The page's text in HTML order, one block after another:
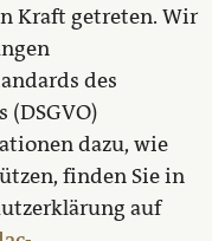
Kraft getreten. Wir
des
dazu, wie
finden Sie in
auf